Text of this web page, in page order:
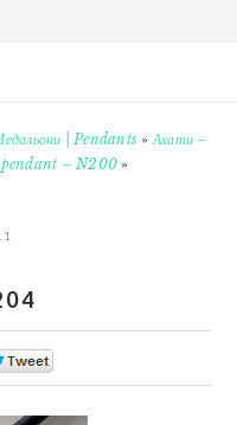
| Pendants »Ахати –
pendant – N200 »